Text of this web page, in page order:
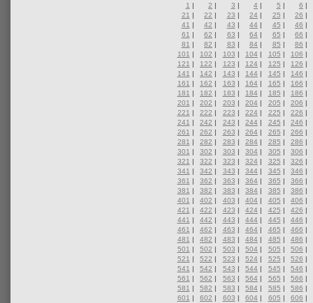
1 | 2 | 3 | 4 | 5 | 6 |
21 | 22 | 23 | 24 | 25 | 26 |
41 | 42 | 43 | 44 | 45 | 46 |
61 | 62 | 63 | 64 | 65 | 66 |
81 | 82 | 83 | 84 | 85 | 86 |
101 | 102 | 103 | 104 | 105 | 106 |
121 | 122 | 123 | 124 | 125 | 126 |
141 | 142 | 143 | 144 | 145 | 146 |
161 | 162 | 163 | 164 | 165 | 166 |
181 | 182 | 183 | 184 | 185 | 186 |
201 | 202 | 203 | 204 | 205 | 206 |
221 | 222 | 223 | 224 | 225 | 226 |
241 | 242 | 243 | 244 | 245 | 246 |
261 | 262 | 263 | 264 | 265 | 266 |
281 | 282 | 283 | 284 | 285 | 286 |
301 | 302 | 303 | 304 | 305 | 306 |
321 | 322 | 323 | 324 | 325 | 326 |
341 | 342 | 343 | 344 | 345 | 346 |
361 | 362 | 363 | 364 | 365 | 366 |
381 | 382 | 383 | 384 | 385 | 386 |
401 | 402 | 403 | 404 | 405 | 406 |
421 | 422 | 423 | 424 | 425 | 426 |
441 | 442 | 443 | 444 | 445 | 446 |
461 | 462 | 463 | 464 | 465 | 466 |
481 | 482 | 483 | 484 | 485 | 486 |
501 | 502 | 503 | 504 | 505 | 506 |
521 | 522 | 523 | 524 | 525 | 526 |
541 | 542 | 543 | 544 | 545 | 546 |
561 | 562 | 563 | 564 | 565 | 566 |
581 | 582 | 583 | 584 | 585 | 586 |
601 | 602 | 603 | 604 | 605 | 606 |